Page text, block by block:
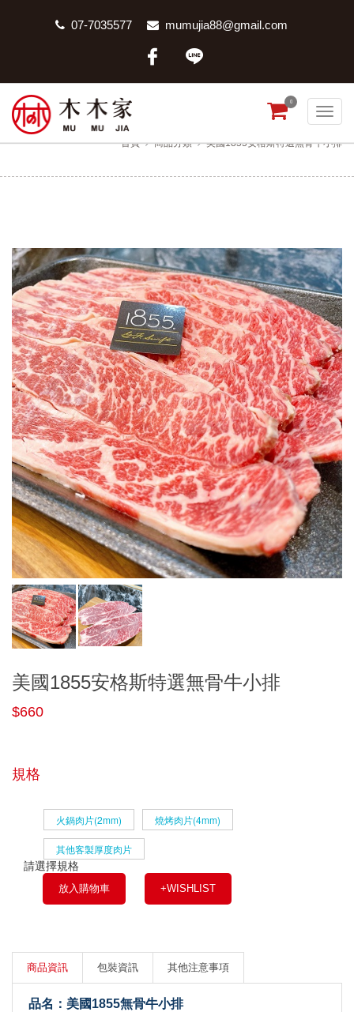
07-7035577 mumujia88@gmail.com
0
美國1855安格斯特選無骨牛小排
首頁 商品分類 美國1855安格斯特選無骨牛小排
美國1855安格斯特選無骨牛小排
$660
規格
火鍋肉片(2mm) 燒烤肉片(4mm)
其他客製厚度肉片
請選擇規格
放入購物車 +WISHLIST
商品資訊 包裝資訊 其他注意事項
品名：美國1855無骨牛小排